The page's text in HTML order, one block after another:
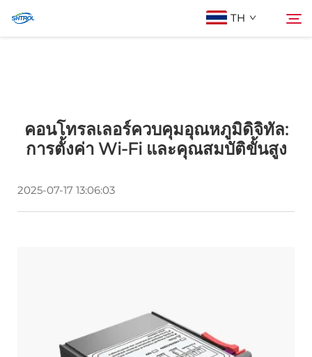
TH
สินค้า
คอนโทรลเลอร์ควบคุมอุณหภูมิดิจิทัล:
การตั้งค่า Wi-Fi และคุณสมบัติขั้นสูง
2025-07-17 13:06:03